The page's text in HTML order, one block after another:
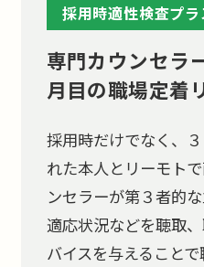
採用時適性検査プラ
専門カウンセラ
月目の職場定着
採用時だけでなく、
れた本人とリーモト
ンセラーが第３者的
適応状況などを聴取
バイスを与えること